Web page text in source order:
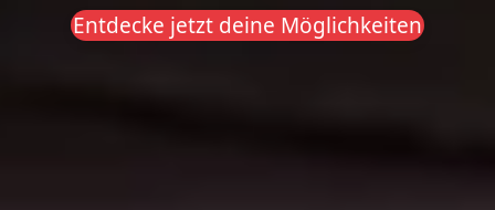
Entdecke jetzt deine Möglichkeiten